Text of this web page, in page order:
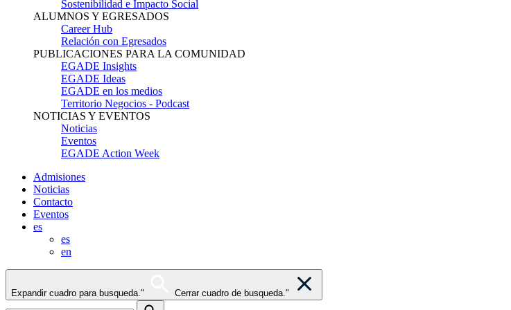
Sostenibilidad e Impacto Social
ALUMNOS Y EGRESADOS
Career Hub
Relación con Egresados
PUBLICACIONES PARA LA COMUNIDAD
EGADE Insights
EGADE Ideas
EGADE en los medios
Territorio Negocios - Podcast
NOTICIAS Y EVENTOS
Noticias
Eventos
EGADE Action Week
Admisiones
Noticias
Contacto
Eventos
es
es
en
Expandir cuadro para busqueda." Cerrar cuadro de busqueda."